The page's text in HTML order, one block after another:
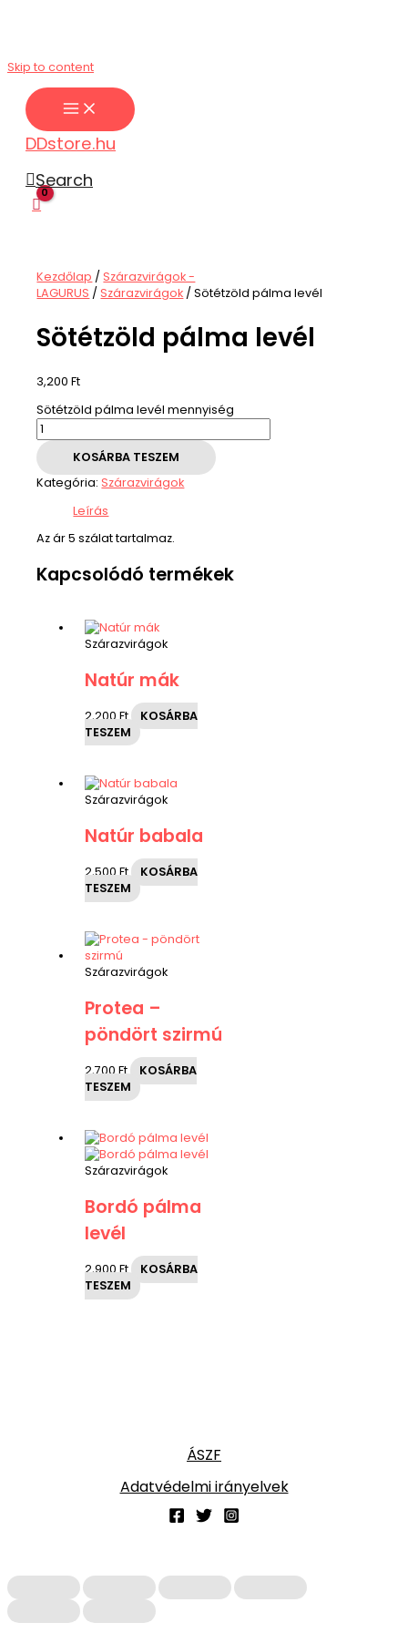
Skip to content
DDstore.hu
Search
Kezdőlap /Szárazvirágok -
LAGURUS /Szárazvirágok / Sötétzöld pálma levél
Sötétzöld pálma levél
3,200Ft
Sötétzöld pálma levél mennyiség
KOSÁRBA TESZEM
Kategória:Szárazvirágok
Leírás
Az ár 5 szálat tartalmaz.
Kapcsolódó termékek
Szárazvirágok
Natúr mák
2,200Ft
KOSÁRBA
TESZEM
Szárazvirágok
Natúr babala
2,500Ft
KOSÁRBA
TESZEM
Szárazvirágok
Protea –
pöndört szirmú
2,700Ft
KOSÁRBA
TESZEM
Szárazvirágok
Bordó pálma
levél
2,900Ft
KOSÁRBA
TESZEM
ÁSZF
Adatvédelmi irányelvek